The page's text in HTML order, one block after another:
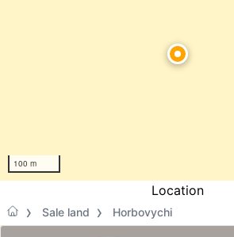
100 m
Location
Sale land Horbovychi